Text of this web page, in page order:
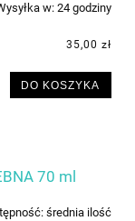
w: 24 godziny
35,00 zł
DO KOSZYKA
70 ml
średnia ilość